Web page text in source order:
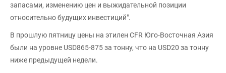
запасами, изменению цен и выжидательной позиции
относительно будущих инвестиций".
В прошлую пятницу цены на этилен CFR Юго-Восточная Азия
были на уровне USD865-875 за тонну, что на USD20 за тонну
ниже предыдущей недели.